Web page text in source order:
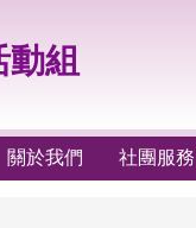
組
關於我們 社團服務